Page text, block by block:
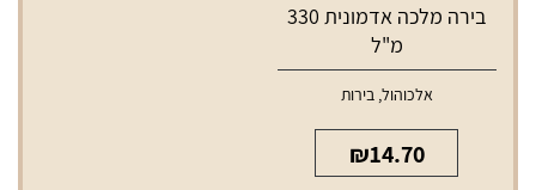
בירה מלכה אדמונית 330
מ"ל
אלכוהול,בירות
₪14.70